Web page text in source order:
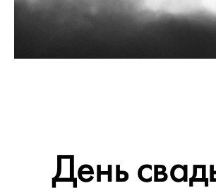
День